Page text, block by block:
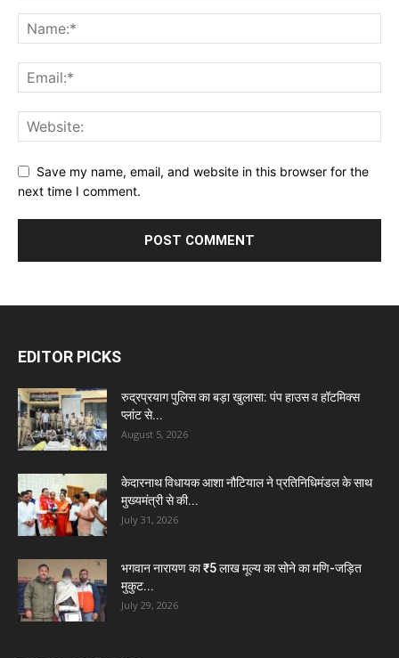
Save my name, email, and website in this browser for the
next time I comment.
EDITOR PICKS
रुद्रप्रयाग पुलिस का बड़ा खुलासा: पंप हाउस व हॉटमिक्स
प्लांट से...
August 5, 2026
केदारनाथ विधायक आशा नौटियाल ने प्रतिनिधिमंडल के साथ
मुख्यमंत्री से की...
July 31, 2026
भगवान नारायण का ₹5 लाख मूल्य का सोने का मणि-जड़ित
मुकुट...
July 29, 2026